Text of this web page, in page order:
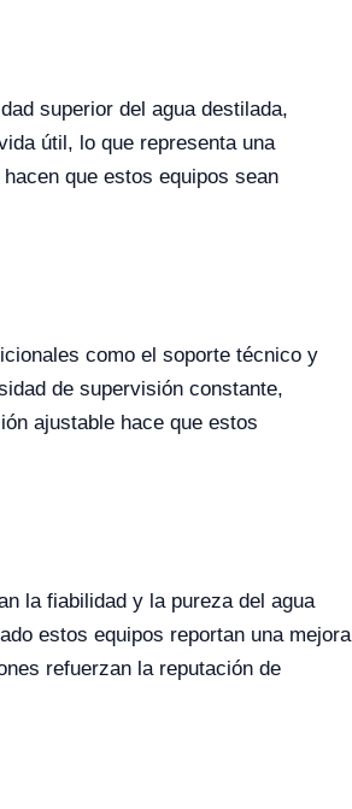
superior del agua destilada,
útil, lo que representa una
que estos equipos sean
como el soporte técnico y
de supervisión constante,
ajustable hace que estos
la fiabilidad y la pureza del agua
estos equipos reportan una mejora
refuerzan la reputación de